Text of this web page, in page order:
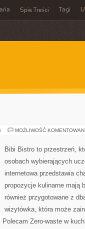
Spis Treści Tagi
MOŻLIWOŚĆ
Bibi Bistro to przestrzeń,
osobach wybierających
internetowa przedstawia
propozycje kulinarne mają
również przygotowane z
wizytówka, która może
Zero-waste w